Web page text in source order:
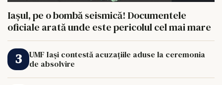
Iașul, pe o bombă seismică! Documentele
oficiale arată unde este pericolul cel mai mare
UMF Iași contestă acuzațiile aduse la ceremonia
de absolvire